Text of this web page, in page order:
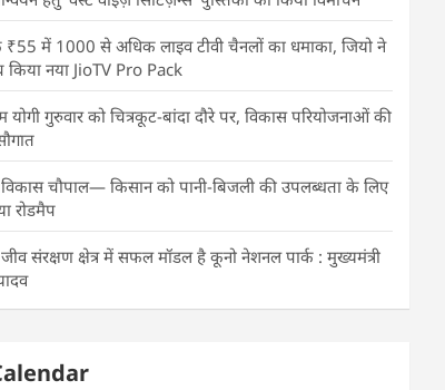
₹55 में 1000 से अधिक लाइव टीवी चैनलों का धमाका, जियो ने
किया नया JioTV Pro Pack
योगी गुरुवार को चित्रकूट-बांदा दौरे पर, विकास परियोजनाओं की
विकास चौपाल— किसान को पानी-बिजली की उपलब्धता के लिए
रोडमैप
संरक्षण क्षेत्र में सफल मॉडल है कूनो नेशनल पार्क : मुख्यमंत्री